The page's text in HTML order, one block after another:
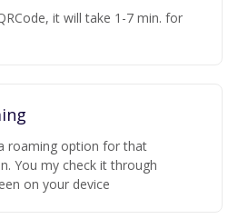
it will take 1-7 min. for
roaming option for that
You my check it through
on your device